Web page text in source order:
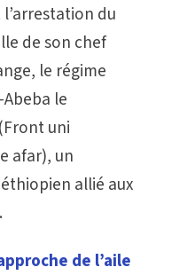
du
de son chef
le régime
le
uni
afar), un
allié aux
de l’aile